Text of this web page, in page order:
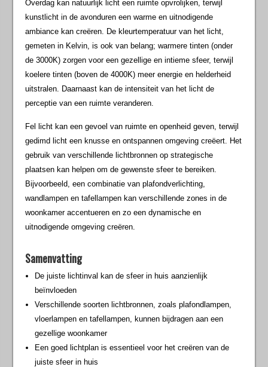
Overdag kan natuurlijk licht een ruimte opvrolijken, terwijl
kunstlicht in de avonduren een warme en uitnodigende
ambiance kan creëren. De kleurtemperatuur van het licht,
gemeten in Kelvin, is ook van belang; warmere tinten (onder
de 3000K) zorgen voor een gezellige en intieme sfeer, terwijl
koelere tinten (boven de 4000K) meer energie en helderheid
uitstralen. Daarnaast kan de intensiteit van het licht de
perceptie van een ruimte veranderen.
Fel licht kan een gevoel van ruimte en openheid geven, terwijl
gedimd licht een knusse en ontspannen omgeving creëert. Het
gebruik van verschillende lichtbronnen op strategische
plaatsen kan helpen om de gewenste sfeer te bereiken.
Bijvoorbeeld, een combinatie van plafondverlichting,
wandlampen en tafellampen kan verschillende zones in de
woonkamer accentueren en zo een dynamische en
uitnodigende omgeving creëren.
Samenvatting
De juiste lichtinval kan de sfeer in huis aanzienlijk
beïnvloeden
Verschillende soorten lichtbronnen, zoals plafondlampen,
vloerlampen en tafellampen, kunnen bijdragen aan een
gezellige woonkamer
Een goed lichtplan is essentieel voor het creëren van de
juiste sfeer in huis